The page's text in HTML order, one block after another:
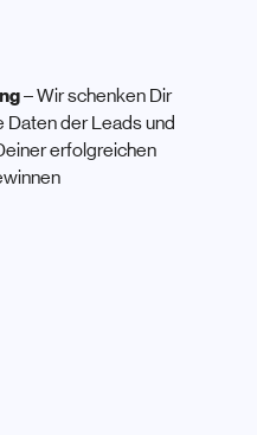
– Wir schenken Dir
Daten der Leads und
erfolgreichen